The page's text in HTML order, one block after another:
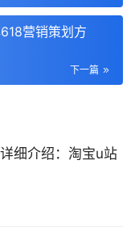
营销策划方
下一篇
细介绍：淘宝u站